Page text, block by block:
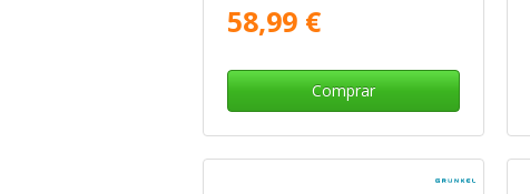
58,99 €
Comprar